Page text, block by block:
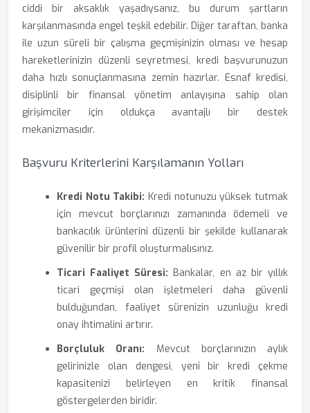
ciddi bir aksaklık yaşadıysanız, bu durum şartların
karşılanmasında engel teşkil edebilir. Diğer taraftan, banka
ile uzun süreli bir çalışma geçmişinizin olması ve hesap
hareketlerinizin düzenli seyretmesi, kredi başvurunuzun
daha hızlı sonuçlanmasına zemin hazırlar. Esnaf kredisi,
disiplinli bir finansal yönetim anlayışına sahip olan
girişimciler için oldukça avantajlı bir destek
mekanizmasıdır.
Başvuru Kriterlerini Karşılamanın Yolları
Kredi Notu Takibi: Kredi notunuzu yüksek tutmak
için mevcut borçlarınızı zamanında ödemeli ve
bankacılık ürünlerini düzenli bir şekilde kullanarak
güvenilir bir profil oluşturmalısınız.
Ticari Faaliyet Süresi: Bankalar, en az bir yıllık
ticari geçmişi olan işletmeleri daha güvenli
bulduğundan, faaliyet sürenizin uzunluğu kredi
onay ihtimalini artırır.
Borçluluk Oranı: Mevcut borçlarınızın aylık
gelirinizle olan dengesi, yeni bir kredi çekme
kapasitenizi belirleyen en kritik finansal
göstergelerden biridir.